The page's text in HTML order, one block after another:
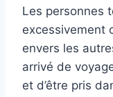
Les personnes
excessivement
envers les
arrivé de
et d’être pris